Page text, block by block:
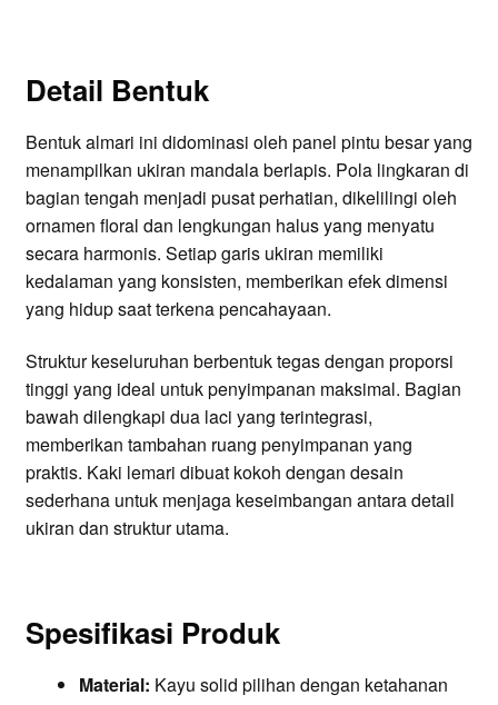
Detail Bentuk
Bentuk almari ini didominasi oleh panel pintu besar yang
menampilkan ukiran mandala berlapis. Pola lingkaran di
bagian tengah menjadi pusat perhatian, dikelilingi oleh
ornamen floral dan lengkungan halus yang menyatu
secara harmonis. Setiap garis ukiran memiliki
kedalaman yang konsisten, memberikan efek dimensi
yang hidup saat terkena pencahayaan.
Struktur keseluruhan berbentuk tegas dengan proporsi
tinggi yang ideal untuk penyimpanan maksimal. Bagian
bawah dilengkapi dua laci yang terintegrasi,
memberikan tambahan ruang penyimpanan yang
praktis. Kaki lemari dibuat kokoh dengan desain
sederhana untuk menjaga keseimbangan antara detail
ukiran dan struktur utama.
Spesifikasi Produk
Material: Kayu solid pilihan dengan ketahanan